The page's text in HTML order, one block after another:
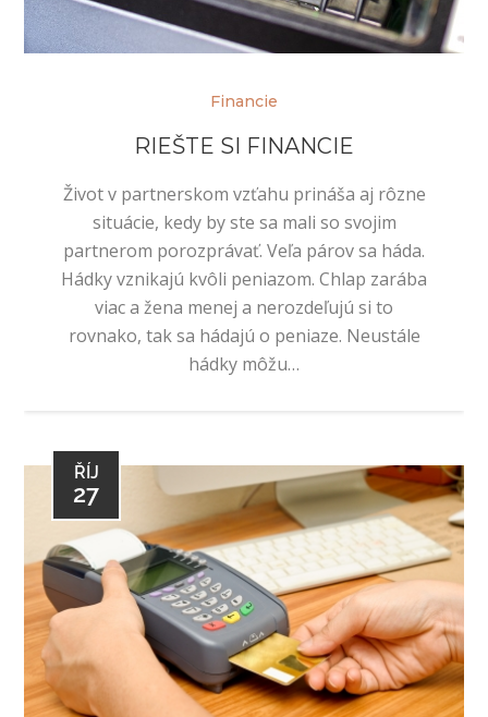
Financie
RIEŠTE SI FINANCIE
Život v partnerskom vzťahu prináša aj rôzne
situácie, kedy by ste sa mali so svojim
partnerom porozprávať. Veľa párov sa háda.
Hádky vznikajú kvôli peniazom. Chlap zarába
viac a žena menej a nerozdeľujú si to
rovnako, tak sa hádajú o peniaze. Neustále
hádky môžu…
ŘÍJ
27